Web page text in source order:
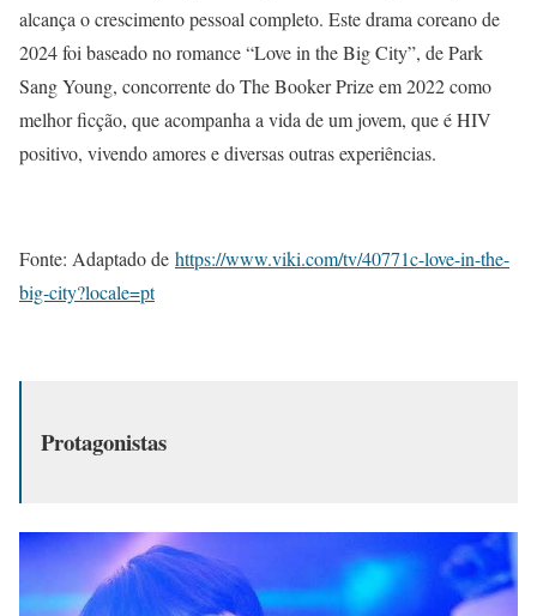
alcança o crescimento pessoal completo. Este drama coreano de
2024 foi baseado no romance “Love in the Big City”, de Park
Sang Young, concorrente do The Booker Prize em 2022 como
melhor ficção, que acompanha a vida de um jovem, que é HIV
positivo, vivendo amores e diversas outras experiências.
Fonte: Adaptado de https://www.viki.com/tv/40771c-love-in-the-
big-city?locale=pt
Protagonistas